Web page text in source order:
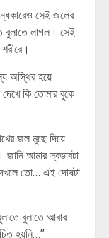
সেই জলের
বুলাতে লাগল। সেই
অস্থির হয়ে
কি তোমার বুকে
জল মুছে দিয়ে
আমার স্বভাবটা
তো… এই দোষটা
বুলাতে আবার
হয়নি…”